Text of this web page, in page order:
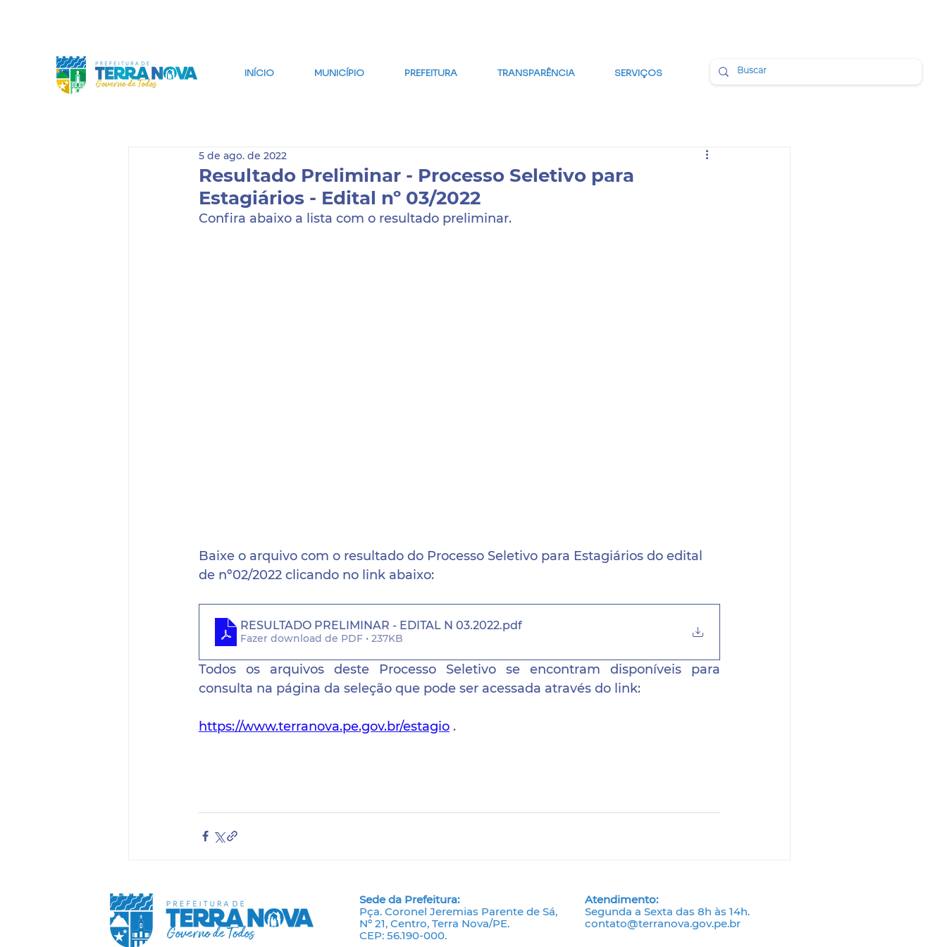
INÍCIO MUNICÍPIO PREFEITURA TRANSPARÊNCIA SERVIÇOS
Resultado Preliminar - Processo Seletivo para
Estagiários - Edital nº 03/2022
5 de ago. de 2022
Confira abaixo a lista com o resultado preliminar.
Baixe o arquivo com o resultado do Processo Seletivo para Estagiários do edital
de nº02/2022 clicando no link abaixo:
RESULTADO PRELIMINAR - EDITAL N 03.2022.pdf
Fazer download de PDF • 237KB
Todos os arquivos deste Processo Seletivo se encontram disponíveis para
consulta na página da seleção que pode ser acessada através do link:
https://www.terranova.pe.gov.br/estagio .
Sede da Prefeitura:
Pça. Coronel Jeremias Parente de Sá,
Nº 21, Centro, Terra Nova/PE.
CEP: 56.190-000.
Atendimento:
Segunda a Sexta das 8h às 14h.
contato@terranova.gov.pe.br